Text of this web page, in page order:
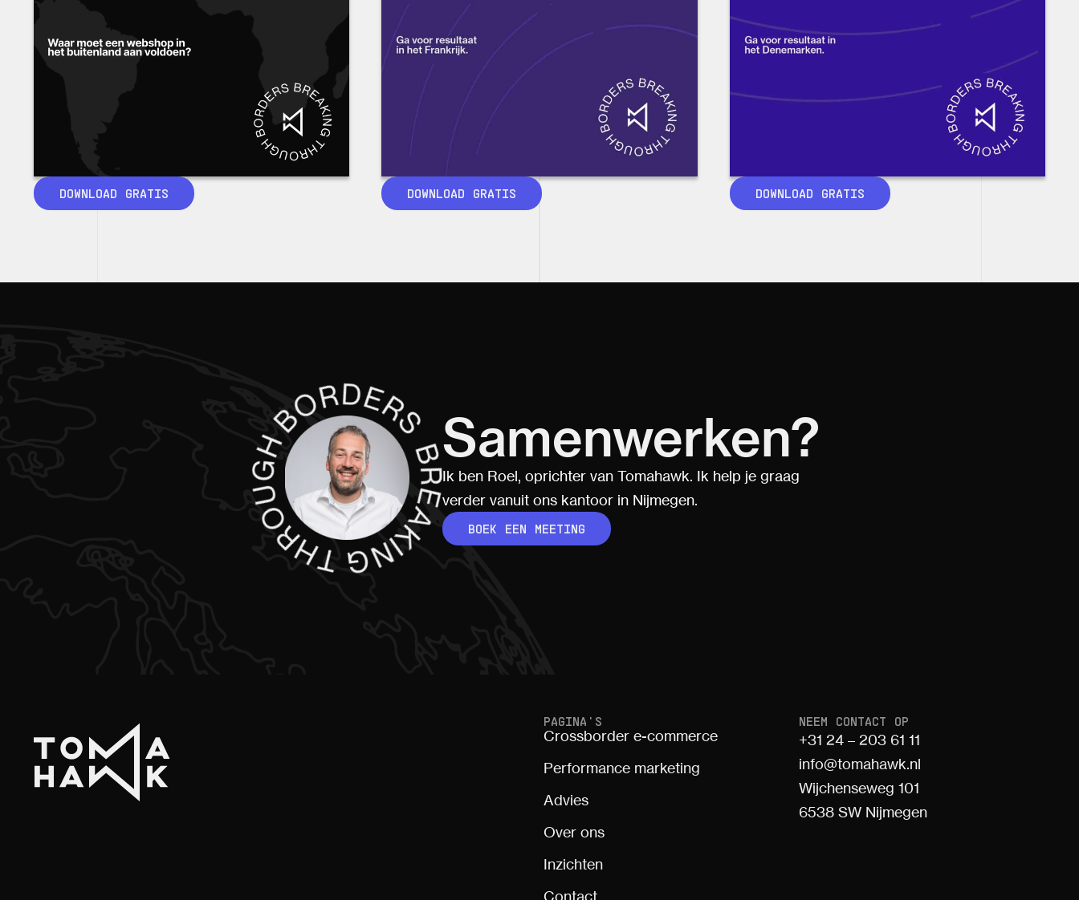
DOWNLOAD GRATIS DOWNLOAD GRATIS DOWNLOAD GRATIS
Samenwerken?
Ik ben Roel, oprichter van Tomahawk. Ik help je graag
verder vanuit ons kantoor in Nijmegen.
BOEK EEN MEETING
PAGINA'S
Crossborder e-commerce
Performance marketing
Advies
Over ons
Inzichten
Contact
NEEM CONTACT OP
+31 24 – 203 61 11
info@tomahawk.nl
Wijchenseweg 101
6538 SW Nijmegen